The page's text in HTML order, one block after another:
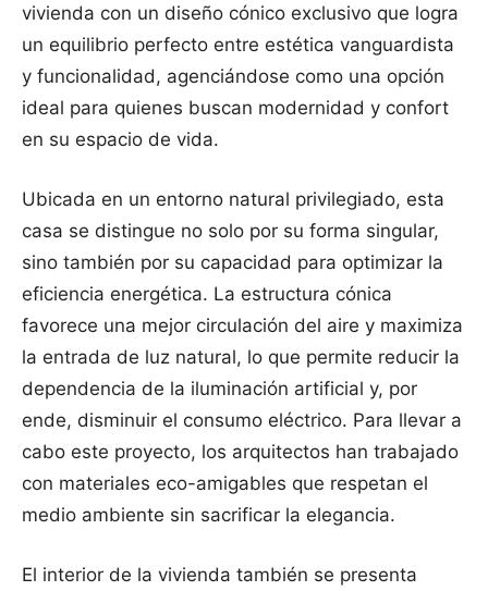
vivienda con un diseño cónico exclusivo que logra
un equilibrio perfecto entre estética vanguardista
y funcionalidad, agenciándose como una opción
ideal para quienes buscan modernidad y confort
en su espacio de vida.
Ubicada en un entorno natural privilegiado, esta
casa se distingue no solo por su forma singular,
sino también por su capacidad para optimizar la
eficiencia energética. La estructura cónica
favorece una mejor circulación del aire y maximiza
la entrada de luz natural, lo que permite reducir la
dependencia de la iluminación artificial y, por
ende, disminuir el consumo eléctrico. Para llevar a
cabo este proyecto, los arquitectos han trabajado
con materiales eco-amigables que respetan el
medio ambiente sin sacrificar la elegancia.
El interior de la vivienda también se presenta